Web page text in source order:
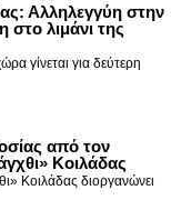
Αλληλεγγύη στην
στο λιμάνι της
γίνεται για δεύτερη
από τον
Κοιλάδας
Κοιλάδας διοργανώνει